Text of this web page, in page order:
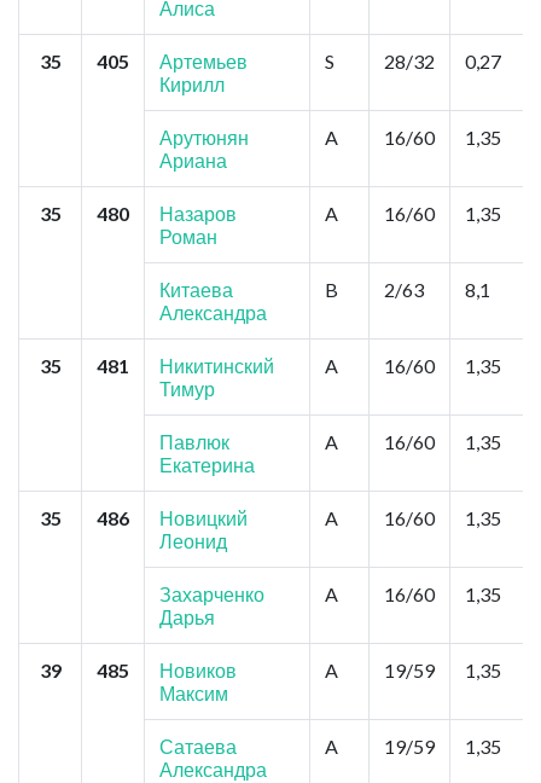
Алиса
35 405
Артемьев
Кирилл
S 28/32 0,27
Арутюнян
Ариана
A 16/60 1,35
35 480
Назаров
Роман
A 16/60 1,35
Китаева
Александра
B 2/63 8,1
35 481
Никитинский
Тимур
A 16/60 1,35
Павлюк
Екатерина
A 16/60 1,35
35 486
Новицкий
Леонид
A 16/60 1,35
Захарченко
Дарья
A 16/60 1,35
39 485
Новиков
Максим
A 19/59 1,35
Сатаева
Александра
A 19/59 1,35